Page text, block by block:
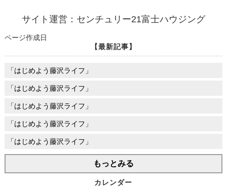
サイト運営：センチュリー21富士ハウジング
ページ作成日
【最新記事】
「はじめよう藤沢ライフ」
「はじめよう藤沢ライフ」
「はじめよう藤沢ライフ」
「はじめよう藤沢ライフ」
「はじめよう藤沢ライフ」
もっとみる
カレンダー